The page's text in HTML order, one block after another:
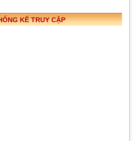
KÊ TRUY CẬP